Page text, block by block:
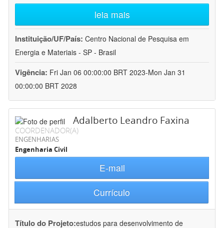
leia mais
Instituição/UF/País: Centro Nacional de Pesquisa em
Energia e Materiais - SP - Brasil
Vigência: Fri Jan 06 00:00:00 BRT 2023-Mon Jan 31
00:00:00 BRT 2028
Adalberto Leandro Faxina
COORDENADOR(A)
ENGENHARIAS
Engenharia Civil
E-mail
Currículo
Título do Projeto:estudos para desenvolvimento de